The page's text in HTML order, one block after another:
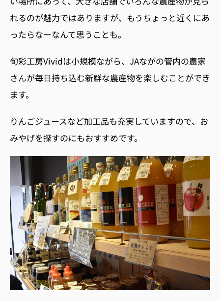
れるのが魅力ではありますが、もうちょっと近くにあ
ったらなーなんて思うことも。
旬彩工房Vividは小規模ながら、JAながの管内の農家
さんが毎日持ち込む新鮮な農産物を楽しむことができ
ます。
りんごジュースなど加工品も充実していますので、お
みやげを探すのにもおすすめです。